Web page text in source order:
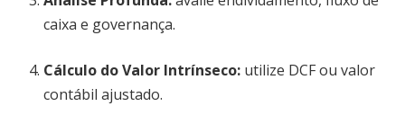
caixa e governança.
Cálculo do Valor Intrínseco: utilize DCF ou valor
contábil ajustado.